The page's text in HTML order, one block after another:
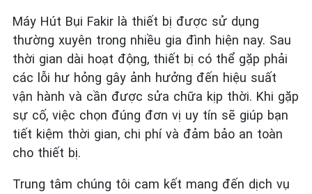
Máy Hút Bụi Fakir là thiết bị được sử dụng
thường xuyên trong nhiều gia đình hiện nay. Sau
thời gian dài hoạt động, thiết bị có thể gặp phải
các lỗi hư hỏng gây ảnh hưởng đến hiệu suất
vận hành và cần được sửa chữa kịp thời. Khi gặp
sự cố, việc chọn đúng đơn vị uy tín sẽ giúp bạn
tiết kiệm thời gian, chi phí và đảm bảo an toàn
cho thiết bị.
Trung tâm chúng tôi cam kết mang đến dịch vụ